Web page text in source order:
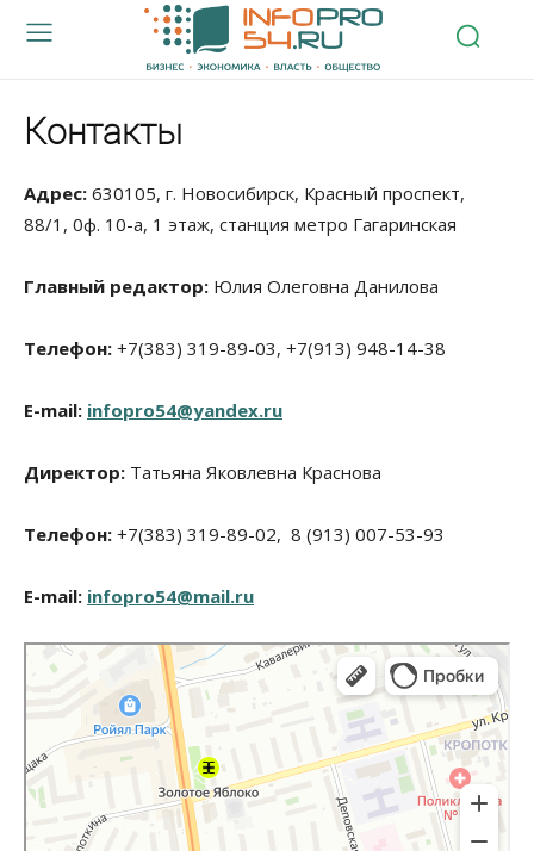
Контакты
Адрес: 630105, г. Новосибирск, Красный проспект,
88/1, 0ф. 10-а, 1 этаж, станция метро Гагаринская
Главный редактор: Юлия Олеговна Данилова
Телефон: +7(383) 319-89-03, +7(913) 948-14-38
E-mail: infopro54@yandex.ru
Директор: Татьяна Яковлевна Краснова
Телефон: +7(383) 319-89-02, 8 (913) 007-53-93
E-mail: infopro54@mail.ru